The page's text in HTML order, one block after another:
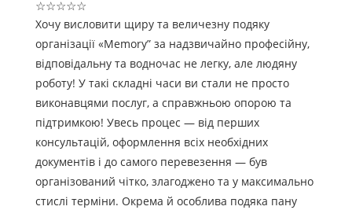
☆☆☆☆☆
Хочу висловити щиру та величезну подяку
організації «Memory” за надзвичайно професійну,
відповідальну та водночас не легку, але людяну
роботу! У такі складні часи ви стали не просто
виконавцями послуг, а справжньою опорою та
підтримкою! Увесь процес — від перших
консультацій, оформлення всіх необхідних
документів і до самого перевезення — був
організований чітко, злагоджено та у максимально
стислі терміни. Окрема й особлива подяка пану